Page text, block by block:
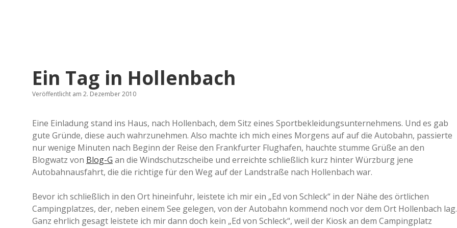
a
d
e
Ein Tag in Hollenbach
Veröffentlicht am 2. Dezember 2010
Eine Einladung stand ins Haus, nach Hollenbach, dem Sitz eines Sportbekleidungsunternehmens. Und es gab
gute Gründe, diese auch wahrzunehmen. Also machte ich mich eines Morgens auf auf die Autobahn, passierte
nur wenige Minuten nach Beginn der Reise den Frankfurter Flughafen, hauchte stumme Grüße an den
Blogwatz von Blog-G an die Windschutzscheibe und erreichte schließlich kurz hinter Würzburg jene
Autobahnausfahrt, die die richtige für den Weg auf der Landstraße nach Hollenbach war.
Bevor ich schließlich in den Ort hineinfuhr, leistete ich mir ein „Ed von Schleck“ in der Nähe des örtlichen
Campingplatzes, der, neben einem See gelegen, von der Autobahn kommend noch vor dem Ort Hollenbach lag.
Ganz ehrlich gesagt leistete ich mir dann doch kein „Ed von Schleck“, weil der Kiosk an dem Campingplatz